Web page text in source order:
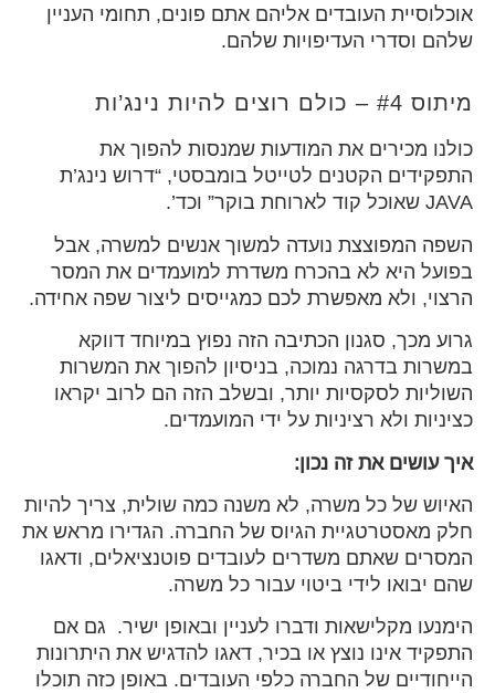
אוכלוסיית העובדים אליהם אתם פונים, תחומי העניין
שלהם וסדרי העדיפויות שלהם.
מיתוס #4 – כולם רוצים להיות נינג’ות
כולנו מכירים את המודעות שמנסות להפוך את
התפקידים הקטנים לטייטל בומבסטי, “דרוש נינג’ת
JAVA שאוכל קוד לארוחת בוקר” וכד’.
השפה המפוצצת נועדה למשוך אנשים למשרה, אבל
בפועל היא לא בהכרח משדרת למועמדים את המסר
הרצוי, ולא מאפשרת לכם כמגייסים ליצור שפה אחידה.
גרוע מכך, סגנון הכתיבה הזה נפוץ במיוחד דווקא
במשרות בדרגה נמוכה, בניסיון להפוך את המשרות
השוליות לסקסיות יותר, ובשלב הזה הם לרוב יקראו
כציניות ולא רציניות על ידי המועמדים.
איך עושים את זה נכון:
האיוש של כל משרה, לא משנה כמה שולית, צריך להיות
חלק מאסטרטגיית הגיוס של החברה. הגדירו מראש את
המסרים שאתם משדרים לעובדים פוטנציאלים, ודאגו
שהם יבואו לידי ביטוי עבור כל משרה.
הימנעו מקלישאות ודברו לעניין ובאופן ישיר. גם אם
התפקיד אינו נוצץ או בכיר, דאגו להדגיש את היתרונות
הייחודיים של החברה כלפי העובדים. באופן כזה תוכלו